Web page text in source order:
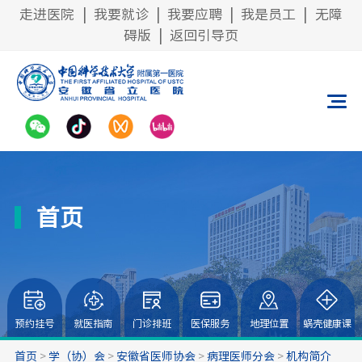
走进医院 我要就诊 我要应聘 我是员工
无障
碍版
返回引导页
首页
预约挂号 就医指南 门诊排班 医保服务 地理位置 蜗壳健康课
首页 > 学（协）会> 安徽省医师协会> 病理医师分会> 机构简介